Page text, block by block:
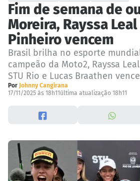
Fim de semana de
Moreira, Rayssa Leal
Pinheiro vencem
Brasil brilha no esporte
campeão da Moto2, Rayssa
STU Rio e Lucas Braathen
Por Johnny Cangirana
17/11/2025 às 18h11 última atualização 18h11